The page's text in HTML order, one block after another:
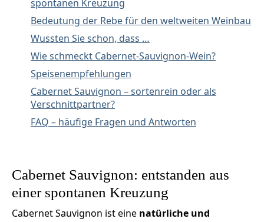
spontanen Kreuzung
Bedeutung der Rebe für den weltweiten Weinbau
Wussten Sie schon, dass …
Wie schmeckt Cabernet-Sauvignon-Wein?
Speisenempfehlungen
Cabernet Sauvignon – sortenrein oder als
Verschnittpartner?
FAQ – häufige Fragen und Antworten
Cabernet Sauvignon: entstanden aus
einer spontanen Kreuzung
Cabernet Sauvignon ist eine natürliche und